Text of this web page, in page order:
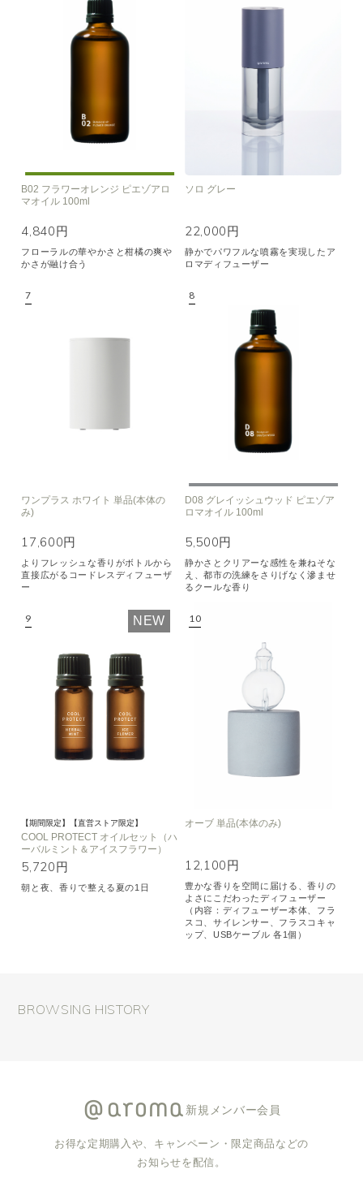
B02 フラワーオレンジ ピエゾアロ
マオイル 100ml
4,840円
フローラルの華やかさと柑橘の爽や
かさが融け合う
ソロ グレー
22,000円
静かでパワフルな噴霧を実現したア
ロマディフューザー
ワンプラス ホワイト 単品(本体の
み)
17,600円
よりフレッシュな香りがボトルから
直接広がるコードレスディフューザ
ー
D08 グレイッシュウッド ピエゾア
ロマオイル 100ml
5,500円
静かさとクリアーな感性を兼ねそな
え、都市の洗練をさりげなく滲ませ
るクールな香り
NEW
【期間限定】【直営ストア限定】
COOL PROTECT オイルセット（ハ
ーバルミント＆アイスフラワー）
5,720円
朝と夜、香りで整える夏の1日
オーブ 単品(本体のみ)
12,100円
豊かな香りを空間に届ける、香りの
よさにこだわったディフューザー
（内容：ディフューザー本体、フラ
スコ、サイレンサー、フラスコキャ
ップ、USBケーブル 各1個）
BROWSING HISTORY
新規メンバー会員
お得な定期購入や、キャンペーン・限定商品などの
お知らせを配信。